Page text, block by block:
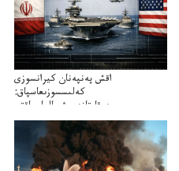
اقش پەنپەنان كيرانسوزى
كەلىسسوزىعاسپاق:
دوقايتازدەسۋىجالعاسپاقتى
باسەڭدەتدوحا؟
كەزدەسۋىشيەلەنىستىباسەڭدەتەمە؟